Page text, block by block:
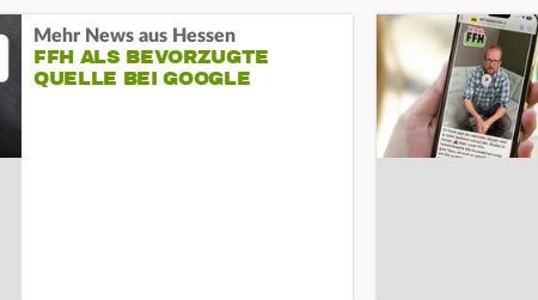
Mehr News aus Hessen
FFH ALS BEVORZUGTE
QUELLE BEI GOOGLE